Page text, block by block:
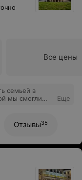
Все цены
семьей в
мы смогли
на
пение
озеро и
что в доме
Еще
Отзывы35